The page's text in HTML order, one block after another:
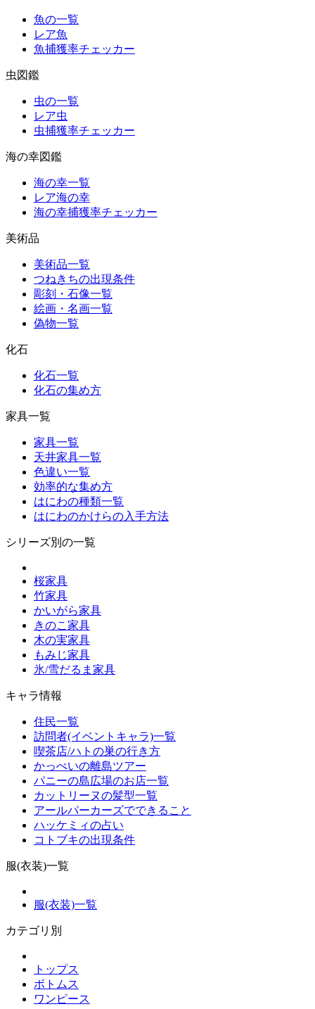
魚の一覧
レア魚
魚捕獲率チェッカー
虫図鑑
虫の一覧
レア虫
虫捕獲率チェッカー
海の幸図鑑
海の幸一覧
レア海の幸
海の幸捕獲率チェッカー
美術品
美術品一覧
つねきちの出現条件
彫刻・石像一覧
絵画・名画一覧
偽物一覧
化石
化石一覧
化石の集め方
家具一覧
家具一覧
天井家具一覧
色違い一覧
効率的な集め方
はにわの種類一覧
はにわのかけらの入手方法
シリーズ別の一覧
桜家具
竹家具
かいがら家具
きのこ家具
木の実家具
もみじ家具
氷/雪だるま家具
キャラ情報
住民一覧
訪問者(イベントキャラ)一覧
喫茶店/ハトの巣の行き方
かっぺいの離島ツアー
パニーの島広場のお店一覧
カットリーヌの髪型一覧
アールパーカーズでできること
ハッケミィの占い
コトブキの出現条件
服(衣装)一覧
服(衣装)一覧
カテゴリ別
トップス
ボトムス
ワンピース